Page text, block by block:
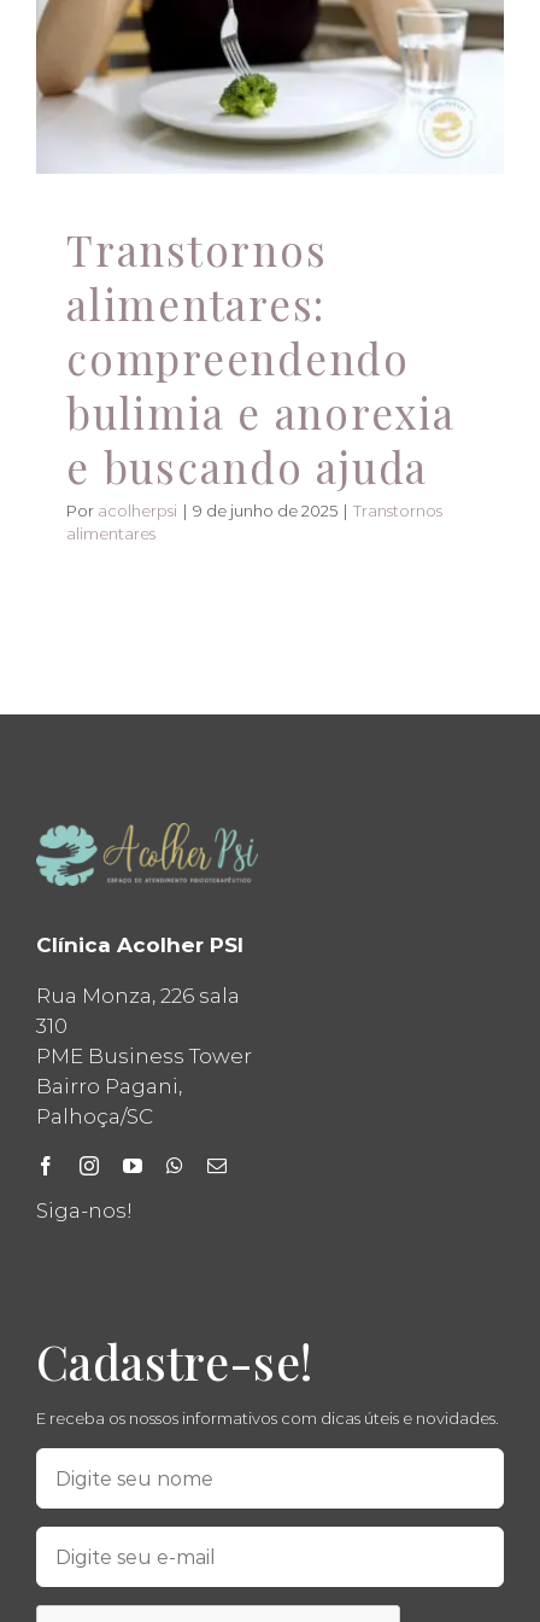
Atendimento Online
bulimia e anorexia e
buscando ajuda
Transtornos alimentares
Transtornos
alimentares:
compreendendo
bulimia e anorexia
e buscando ajuda
Por acolherpsi | 9 de junho de 2025 | Transtornos
alimentares
Clínica Acolher PSI
Rua Monza, 226 sala
310
PME Business Tower
Bairro Pagani,
Palhoça/SC
Siga-nos!
Cadastre-se!
E receba os nossos informativos com dicas úteis e novidades.